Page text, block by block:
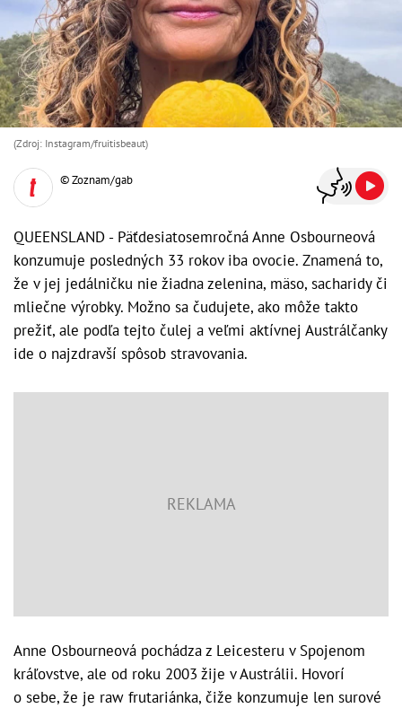
(Zdroj: Instagram/fruitisbeaut)
© Zoznam/gab
QUEENSLAND - Päťdesiatosemročná Anne Osbourneová
konzumuje posledných 33 rokov iba ovocie. Znamená to,
že v jej jedálničku nie žiadna zelenina, mäso, sacharidy či
mliečne výrobky. Možno sa čudujete, ako môže takto
prežiť, ale podľa tejto čulej a veľmi aktívnej Austrálčanky
ide o najzdravší spôsob stravovania.
Anne Osbourneová pochádza z Leicesteru v Spojenom
kráľovstve, ale od roku 2003 žije v Austrálii. Hovorí
o sebe, že je raw frutariánka, čiže konzumuje len surové